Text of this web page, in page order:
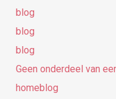
blog
blog
blog
Geen onderdeel van
homeblog